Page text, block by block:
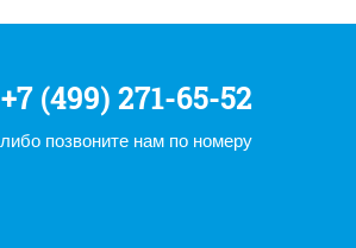
+7 (499) 271-65-52
либо позвоните нам по номеру